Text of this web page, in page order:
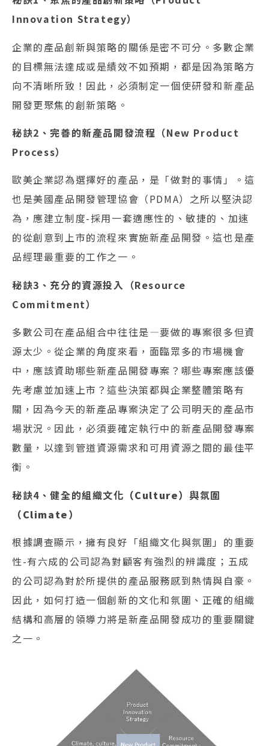
Innovation Strategy）
企業的產品創新與策略的關係是密不可分。多數企業
的目標無法達成或是績效不如預期，都是因為策略方
向不清晰所致！因此，必須制定一個使研發和新產品
開發更聚焦的創新策略。
秘訣2、完善的新產品開發流程（New Product
Process）
歐美企業認為選擇好的產品，是「做對的事情」。這
也是美國產品開發管理協會（PDMA）之所以堅決認
為，應建立制度-採用一套適應性的、敏捷的、加速
的從創意到上市的流程來實施新產品開發。這也是產
品經理最重要的工作之一。
秘訣3、充分的資源投入（Resource
Commitment）
多數公司在產品組合中往往是—要做的專案很多但資
源太少。從企業的角度來看，面臨眾多的市場機會
中，應該資助哪些新產品開發專案？哪些專案應該優
先考慮並加速上市？這些決策都與企業整體策略有
關，因為今天的新產品專案決定了公司明天的產品市
場狀況。因此，必須要確定執行中的新產品開發專案
數量，以達到管道資源需求和可用資源之間的最佳平
衡。
秘訣4、健全的組織文化 （Culture） 與氛圍
（Climate）
根據調查顯示，擁有良好「組織文化與氛圍」的重要
性-有六成的公司認為對顧客有強烈的辨識度；五成
的公司認為對於所提供的產品服務感到熱情與自豪。
因此，如何打造一個創新的文化和氛圍、正確的組織
結構和高層的領導力將是新產品開發成功的重要關鍵
之一。